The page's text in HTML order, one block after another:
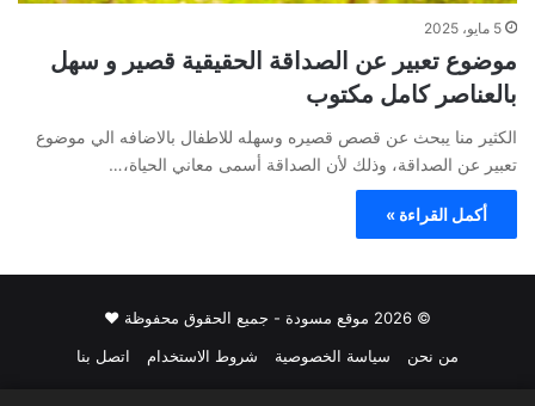
5 مايو، 2025
موضوع تعبير عن الصداقة الحقيقية قصير و سهل
بالعناصر كامل مكتوب
الكثير منا يبحث عن قصص قصيره وسهله للاطفال بالاضافه الي موضوع
تعبير عن الصداقة، وذلك لأن الصداقة أسمى معاني الحياة،…
أكمل القراءة »
© 2026 موقع مسودة - جميع الحقوق محفوظة ♥
من نحن
سياسة الخصوصية شروط الاستخدام اتصل بنا